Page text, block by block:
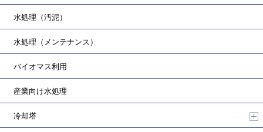
水処理（汚泥）
水処理（メンテナンス）
バイオマス利用
産業向け水処理
冷却塔